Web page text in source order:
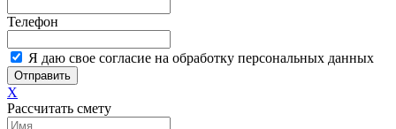
Телефон
Я даю свое согласие на обработку персональных данных
Отправить
X
Рассчитать смету